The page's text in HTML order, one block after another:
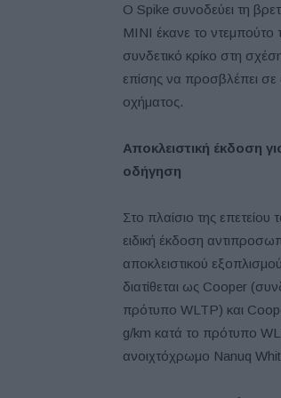
Ο Spike συνοδεύει τη
MINI έκανε το ντεμπούτο
συνδετικό κρίκο στη
επίσης να προσβλέπει σε
οχήματος.
Αποκλειστική έκδοση
οδήγηση
Στο πλαίσιο της
ειδική έκδοση
αποκλειστικού
διατίθεται ως Cooper
πρότυπο WLTP) και
g/km κατά το πρότυπο
ανοιχτόχρωμο Nanuq